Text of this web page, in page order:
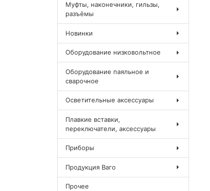
Муфты, наконечники, гильзы,
разъёмы
Новинки
Оборудование низковольтное
Оборудование паяльное и
сварочное
Осветительные аксессуары
Плавкие вставки,
переключатели, аксессуары
Приборы
Продукция Ваго
Прочее